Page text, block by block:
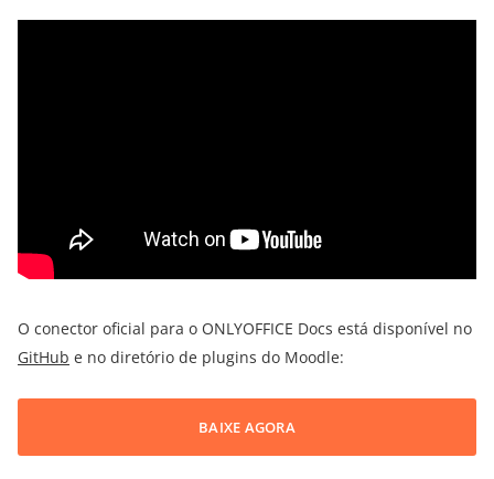
O conector oficial para o ONLYOFFICE Docs está disponível no
GitHub e no diretório de plugins do Moodle:
BAIXE AGORA